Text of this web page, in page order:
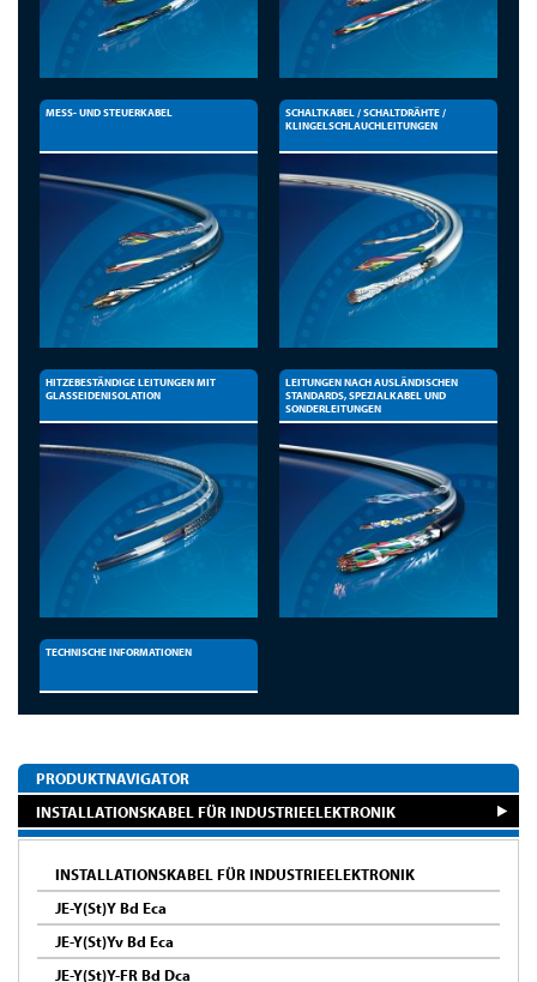
MESS- UND STEUERKABEL
SCHALTKABEL / SCHALTDRÄHTE /
KLINGELSCHLAUCHLEITUNGEN
HITZEBESTÄNDIGE LEITUNGEN MIT
GLASSEIDENISOLATION
LEITUNGEN NACH AUSLÄNDISCHEN
STANDARDS, SPEZIALKABEL UND
SONDERLEITUNGEN
TECHNISCHE INFORMATIONEN
PRODUKTNAVIGATOR
INSTALLATIONSKABEL FÜR INDUSTRIEELEKTRONIK
INSTALLATIONSKABEL FÜR INDUSTRIEELEKTRONIK
JE-Y(St)Y Bd Eca
JE-Y(St)Yv Bd Eca
JE-Y(St)Y-FR Bd Dca